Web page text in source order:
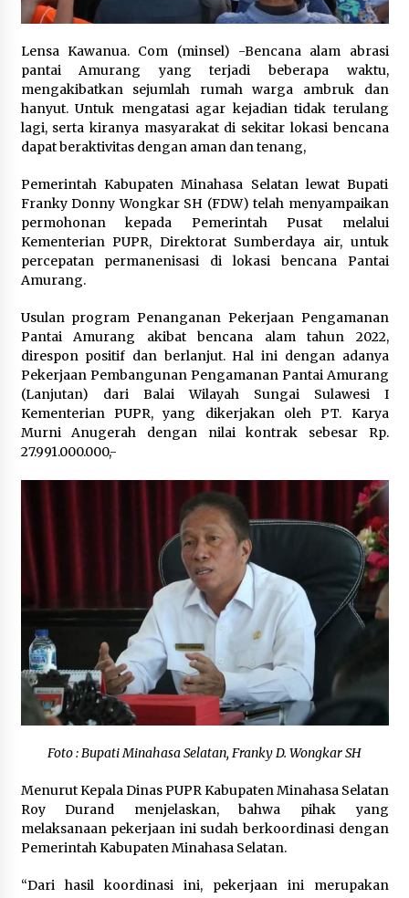
Perayaan Hari Batik di Bank Dunia, Ratusan
Orang Antri Belajar Membatik
October 7, 2023
Dunia Kita “Our World, My Story”: Reality Club
Tampil Keliling Amerika!
Program Makan Gratis Prabowo Buat Investor
Khawatirkan Stabilitas Keuangan RI
July 13, 2024
VOA untuk Buser SCTV
February 6, 2024
Penggunaan Istilah OPM Membuat Rancu
Penyelesaian Konflik Papua
April 20, 2024
Lensa Kawanua. Com (minsel) -Bencana alam abrasi
pantai Amurang yang terjadi beberapa waktu,
mengakibatkan sejumlah rumah warga ambruk dan
hanyut. Untuk mengatasi agar kejadian tidak terulang
lagi, serta kiranya masyarakat di sekitar lokasi bencana
dapat beraktivitas dengan aman dan tenang,
Pemerintah Kabupaten Minahasa Selatan lewat Bupati
Franky Donny Wongkar SH (FDW) telah menyampaikan
permohonan kepada Pemerintah Pusat melalui
Kementerian PUPR, Direktorat Sumberdaya air, untuk
percepatan permanenisasi di lokasi bencana Pantai
Amurang.
Usulan program Penanganan Pekerjaan Pengamanan
Pantai Amurang akibat bencana alam tahun 2022,
direspon positif dan berlanjut. Hal ini dengan adanya
Pekerjaan Pembangunan Pengamanan Pantai Amurang
(Lanjutan) dari Balai Wilayah Sungai Sulawesi I
Kementerian PUPR, yang dikerjakan oleh PT. Karya
Murni Anugerah dengan nilai kontrak sebesar Rp.
27.991.000.000,-
Foto : Bupati Minahasa Selatan, Franky D. Wongkar SH
Menurut Kepala Dinas PUPR Kabupaten Minahasa Selatan
Roy Durand menjelaskan, bahwa pihak yang
melaksanaan pekerjaan ini sudah berkoordinasi dengan
Pemerintah Kabupaten Minahasa Selatan.
“Dari hasil koordinasi ini, pekerjaan ini merupakan